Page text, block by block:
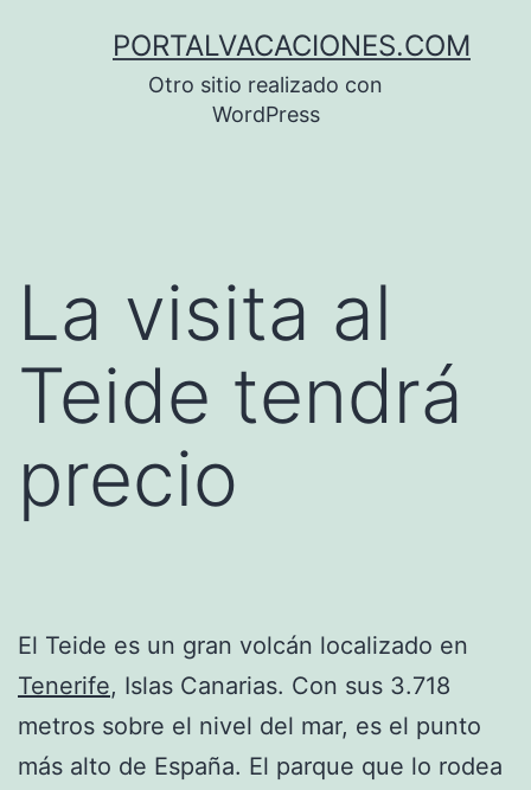
PORTALVACACIONES.COM
Otro sitio realizado con
WordPress
La visita al
Teide tendrá
precio
El Teide es un gran volcán localizado en
Tenerife, Islas Canarias. Con sus 3.718
metros sobre el nivel del mar, es el punto
más alto de España. El parque que lo rodea